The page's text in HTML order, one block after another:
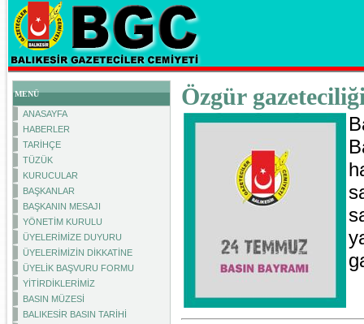
MENÜ
ANASAYFA
HABERLER
TARİHÇE
TÜZÜK
KURUCULAR
BAŞKANLAR
BAŞKANIN MESAJI
YÖNETİM KURULU
ÜYELERİMİZE DUYURU
ÜYELERİMİZİN DİKKATİNE
ÜYELİK BAŞVURU FORMU
YİTİRDİKLERİMİZ
BASIN MÜZESİ
BALIKESİR BASIN TARİHİ
Özgür